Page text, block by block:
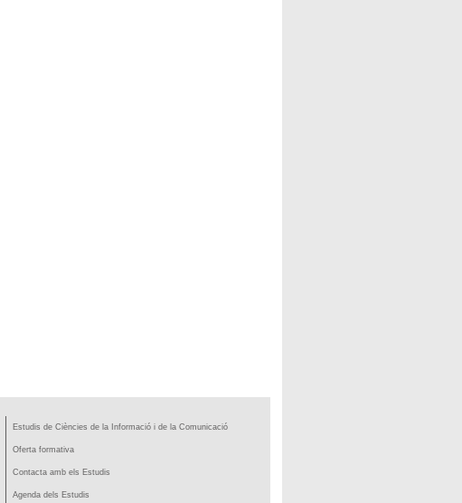
Estudis de Ciències de la Informació i de la Comunicació
Oferta formativa
Contacta amb els Estudis
Agenda dels Estudis